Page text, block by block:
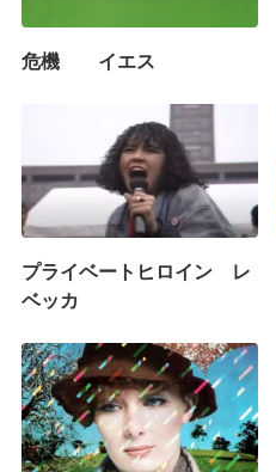
危機 イエス
プライベートヒロイン レ
ベッカ